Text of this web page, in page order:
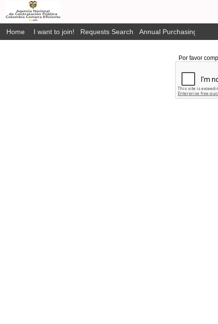
Home I want to join! Requests Search Annual Purchasing Plan
Por favor